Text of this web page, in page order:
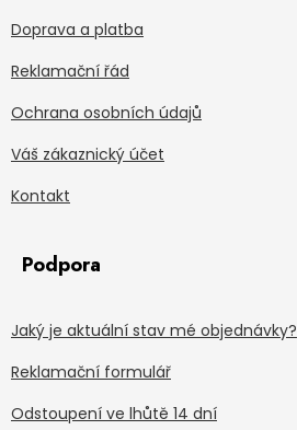
Doprava a platba
Reklamační řád
Ochrana osobních údajů
Váš zákaznický účet
Kontakt
Podpora
Jaký je aktuální stav mé objednávky?
Reklamační formulář
Odstoupení ve lhůtě 14 dní